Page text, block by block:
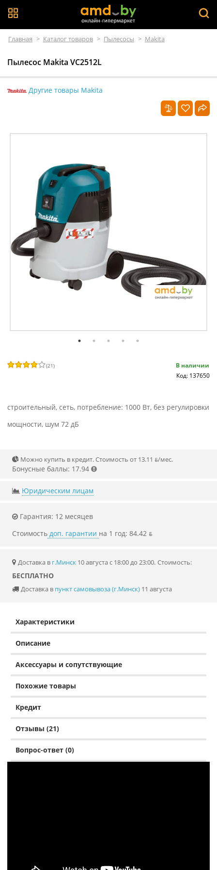
Главная > Каталог товаров > Пылесосы > Makita
Пылесос Makita VC2512L
Другие товары Makita
(21)
В наличии
Код: 137650
строительный, сеть, потребление: 1000 Вт, без регулировки
мощности, шум 72 дБ
Можно купить в кредит. Стоимость от 13.11 ƃ/мec.
Бонусные баллы: 17.94
Юридическим лицам
Гарантия: 12 месяцев
Стоимость доп. гарантии на 1 год: 84.42 ƃ
Доставка в г.Минск 10 августа с 18:00 до 23:00. Стоимость:
БЕСПЛАТНО
Доставка в пункт самовывоза (г.Минск) 11 августа
Характеристики
Описание
Аксессуары и сопутствующие
Похожие товары
Кредит
Отзывы (21)
Вопрос-ответ (0)